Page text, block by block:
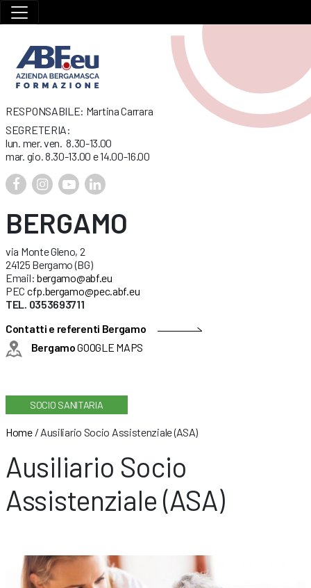
RESPONSABILE: Martina Carrara
SEGRETERIA:
lun. mer. ven. 8.30-13.00
mar. gio. 8.30-13.00 e 14.00-16.00
BERGAMO
via Monte Gleno, 2
24125 Bergamo (BG)
Email: bergamo@abf.eu
PEC cfp.bergamo@pec.abf.eu
TEL. 0353693711
Contatti e referenti Bergamo
BergamoGOOGLE MAPS
SOCIO SANITARIA
Home/ Ausiliario Socio Assistenziale (ASA)
Ausiliario Socio
Assistenziale (ASA)